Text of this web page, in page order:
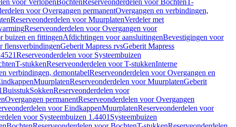
voor VerlopenBochtenReserveonderdelen voor BochtenT-
voor Overgangen permanentOvergangen en verbindingen,
Reserveonderdelen voor MuurplatenVerdeler met
Reserveonderdelen voor Overgangen voor
buizen en fittingenAfdichtingen voor aansluitingenBevestigingen voor
flensverbindingenGeberit Mapress rvsGeberit Mapress
Reserveonderdelen voor Systeembuizen
T-stukkenReserveonderdelen voor T-stukkenInterne
verbindingen, demontabelReserveonderdelen voor Overgangen en
MuurplatenReserveonderdelen voor MuurplatenGeberit
BuisstukSokkenReserveonderdelen voor
Overgangen permanentReserveonderdelen voor Overgangen
voor EindkappenMuurplatenReserveonderdelen voor
voor Systeembuizen 1.4401 Systeembuizen